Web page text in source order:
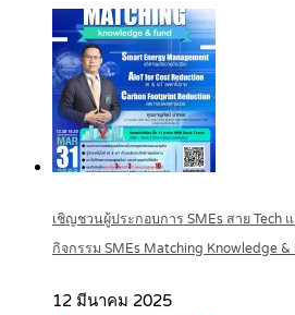
เชิญชวนผู้ประกอบการ SMEs สาย Tech
กิจกรรม SMEs Matching Knowledge &
12 มีนาคม 2025